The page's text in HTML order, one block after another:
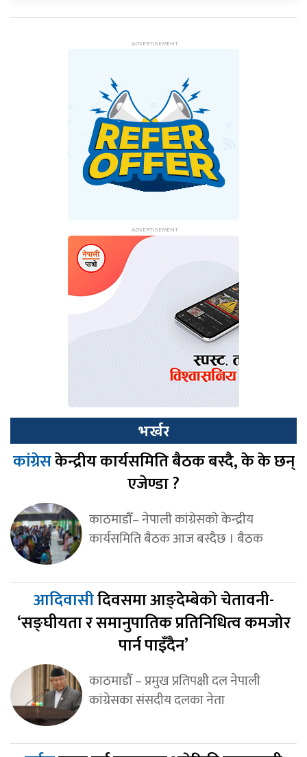
भर्खर
कांग्रेसकेन्द्रीय कार्यसमिति बैठक बस्दै, के के छन्
एजेण्डा ?
काठमाडौँ– नेपाली कांग्रेसको केन्द्रीय
कार्यसमिति बैठक आज बस्दैछ । बैठक
आदिवासीदिवसमा आङ्देम्बेको चेतावनी-
‘सङ्घीयता र समानुपातिक प्रतिनिधित्व कमजोर
पार्न पाइँदैन’
काठमाडौँ – प्रमुख प्रतिपक्षी दल नेपाली
कांग्रेसका संसदीय दलका नेता